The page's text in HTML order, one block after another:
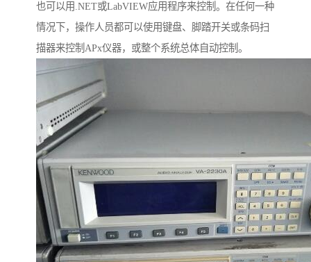
也可以用.NET或LabVIEW应用程序来控制。在任何一种
情况下，操作人员都可以使用键盘、脚踏开关或条码扫
描器来控制APx仪器，或整个系统总体自动控制。